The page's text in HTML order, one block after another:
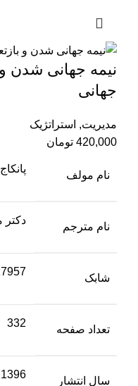
نیمه جهانی شدن
جهانی
مدیریت, استراتژیک
420,000 تومان
نام مولف
نام مترجم
دکتر
شابک
تعداد صفحه
332
سال انتشار
1396